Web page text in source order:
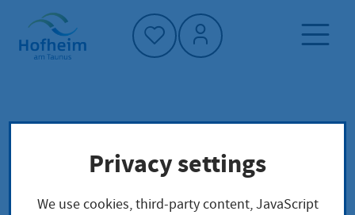
Home"
Gemeinschaftlicher Erbschein Erteilung
Gemeinschaftlicher Mindestteilerbschein
Privacy settings
We use cookies, third-party content, JavaScript